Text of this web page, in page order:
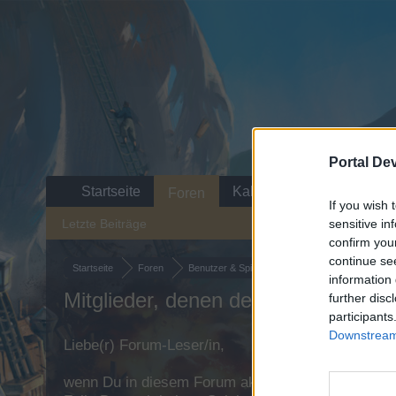
Portal
If you wish
sensitive
confirm
continue
information
further
Startseite Foren Benutzer & Spiel Spielediskussion &
Mitglieder, denen der Beitrag #26
Liebe(r) Forum-Leser/in,
wenn Du in diesem Forum aktiv an den
Startseite Foren
Letzte Beiträge
Kalender